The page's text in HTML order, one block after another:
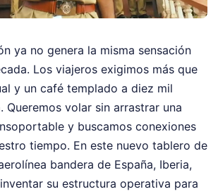
ya no genera la misma sensación
Los viajeros exigimos más que
y un café templado a diez mil
Queremos volar sin arrastrar una
y buscamos conexiones
tiempo. En este nuevo tablero de
bandera de España, Iberia,
su estructura operativa para